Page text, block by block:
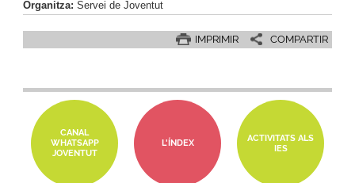
Organitza: Servei de Joventut
IMPRIMIR COMPARTIR
CANAL
WHATSAPP
JOVENTUT
L'ÍNDEX
ACTIVITATS ALS
IES